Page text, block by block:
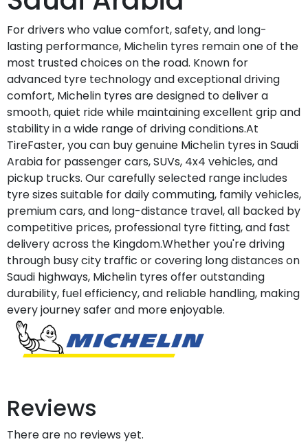
For drivers who value comfort, safety, and long-
lasting performance, Michelin tyres remain one of the
most trusted choices on the road. Known for
advanced tyre technology and exceptional driving
comfort, Michelin tyres are designed to deliver a
smooth, quiet ride while maintaining excellent grip and
stability in a wide range of driving conditions.At
TireFaster, you can buy genuine Michelin tyres in Saudi
Arabia for passenger cars, SUVs, 4x4 vehicles, and
pickup trucks. Our carefully selected range includes
tyre sizes suitable for daily commuting, family vehicles,
premium cars, and long-distance travel, all backed by
competitive prices, professional tyre fitting, and fast
delivery across the Kingdom.Whether you're driving
through busy city traffic or covering long distances on
Saudi highways, Michelin tyres offer outstanding
durability, fuel efficiency, and reliable handling, making
every journey safer and more enjoyable.
Reviews
There are no reviews yet.